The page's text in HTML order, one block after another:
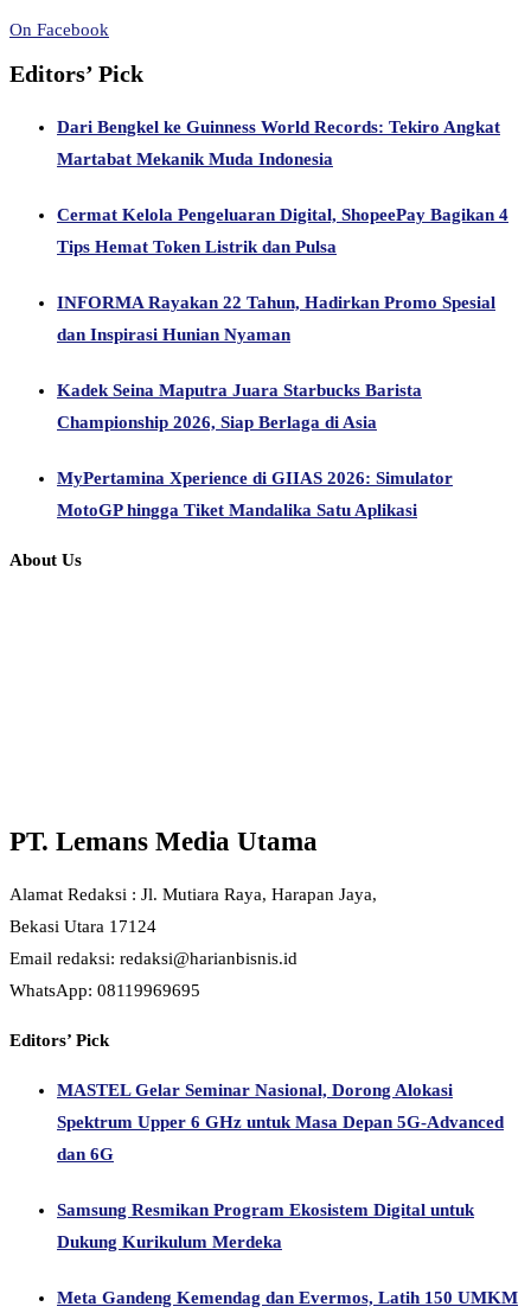
On Facebook
Editors’ Pick
Dari Bengkel ke Guinness World Records: Tekiro Angkat
Martabat Mekanik Muda Indonesia
Cermat Kelola Pengeluaran Digital, ShopeePay Bagikan 4
Tips Hemat Token Listrik dan Pulsa
INFORMA Rayakan 22 Tahun, Hadirkan Promo Spesial
dan Inspirasi Hunian Nyaman
Kadek Seina Maputra Juara Starbucks Barista
Championship 2026, Siap Berlaga di Asia
MyPertamina Xperience di GIIAS 2026: Simulator
MotoGP hingga Tiket Mandalika Satu Aplikasi
About Us
PT. Lemans Media Utama
Alamat Redaksi : Jl. Mutiara Raya, Harapan Jaya,
Bekasi Utara 17124
Email redaksi: redaksi@harianbisnis.id
WhatsApp: 08119969695
Editors’ Pick
MASTEL Gelar Seminar Nasional, Dorong Alokasi
Spektrum Upper 6 GHz untuk Masa Depan 5G-Advanced
dan 6G
Samsung Resmikan Program Ekosistem Digital untuk
Dukung Kurikulum Merdeka
Meta Gandeng Kemendag dan Evermos, Latih 150 UMKM